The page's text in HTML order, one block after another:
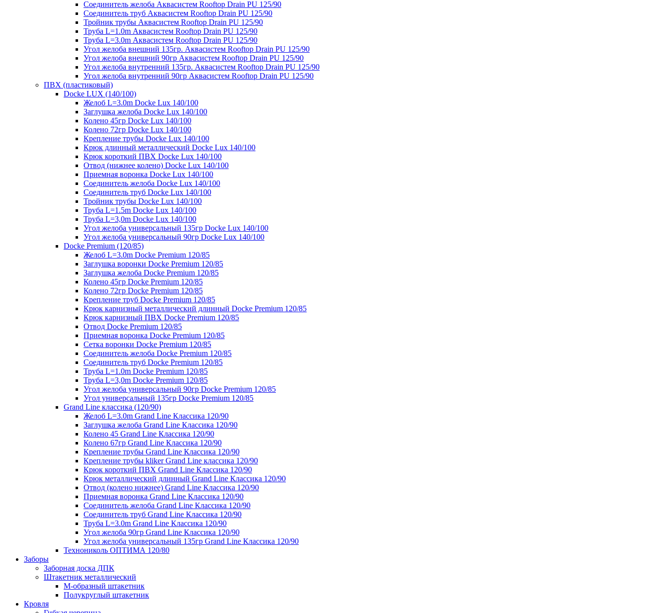
Соединитель желоба Аквасистем Rooftop Drain PU 125/90
Соединитель труб Аквасистем Rooftop Drain PU 125/90
Тройник трубы Аквасистем Rooftop Drain PU 125/90
Труба L=1.0m Аквасистем Rooftop Drain PU 125/90
Труба L=3.0m Аквасистем Rooftop Drain PU 125/90
Угол желоба внешний 135гр. Аквасистем Rooftop Drain PU 125/90
Угол желоба внешний 90гр Аквасистем Rooftop Drain PU 125/90
Угол желоба внутренний 135гр. Аквасистем Rooftop Drain PU 125/90
Угол желоба внутренний 90гр Аквасистем Rooftop Drain PU 125/90
ПВХ (пластиковый)
Docke LUX (140/100)
Желоб L=3.0m Docke Lux 140/100
Заглушка желоба Docke Lux 140/100
Колено 45гр Docke Lux 140/100
Колено 72гр Docke Lux 140/100
Крепление трубы Docke Lux 140/100
Крюк длинный металлический Docke Lux 140/100
Крюк короткий ПВХ Docke Lux 140/100
Отвод (нижнее колено) Docke Lux 140/100
Приемная воронка Docke Lux 140/100
Соединитель желоба Docke Lux 140/100
Соединитель труб Docke Lux 140/100
Тройник трубы Docke Lux 140/100
Труба L=1.5m Docke Lux 140/100
Труба L=3,0m Docke Lux 140/100
Угол желоба универсальный 135гр Docke Lux 140/100
Угол желоба универсальный 90гр Docke Lux 140/100
Docke Premium (120/85)
Желоб L=3.0m Docke Premium 120/85
Заглушка воронки Docke Premium 120/85
Заглушка желоба Docke Premium 120/85
Колено 45гр Docke Premium 120/85
Колено 72гр Docke Premium 120/85
Крепление труб Docke Premium 120/85
Крюк карнизный металлический длинный Docke Premium 120/85
Крюк карнизный ПВХ Docke Premium 120/85
Отвод Docke Premium 120/85
Приемная воронка Docke Premium 120/85
Сетка воронки Docke Premium 120/85
Соединитель желоба Docke Premium 120/85
Соединитель труб Docke Premium 120/85
Труба L=1.0m Docke Premium 120/85
Труба L=3,0m Docke Premium 120/85
Угол желоба универсальный 90гр Docke Premium 120/85
Угол универсальный 135гр Docke Premium 120/85
Grand Line классика (120/90)
Желоб L=3.0m Grand Line Классика 120/90
Заглушка желоба Grand Line Классика 120/90
Колено 45 Grand Line Классика 120/90
Колено 67гр Grand Line Классика 120/90
Крепление трубы Grand Line Классика 120/90
Крепление трубы kliker Grand Line классика 120/90
Крюк короткий ПВХ Grand Line Классика 120/90
Крюк металлический длинный Grand Line Классика 120/90
Отвод (колено нижнее) Grand Line Классика 120/90
Приемная воронка Grand Line Классика 120/90
Соединитель желоба Grand Line Классика 120/90
Соединитель труб Grand Line Классика 120/90
Труба L=3.0m Grand Line Классика 120/90
Угол желоба 90гр Grand Line Классика 120/90
Угол желоба универсальный 135гр Grand Line Классика 120/90
Технониколь ОПТИМА 120/80
Заборы
Заборная доска ДПК
Штакетник металлический
М-образный штакетник
Полукруглый штакетник
Кровля